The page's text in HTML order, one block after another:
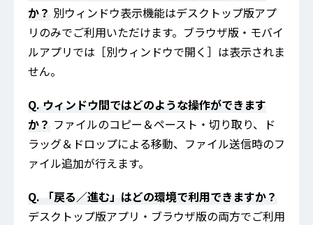
か？ 別ウィンドウ表示機能はデスクトップ版アプ
リのみでご利用いただけます。ブラウザ版・モバイ
ルアプリでは［別ウィンドウで開く］は表示されま
せん。
Q. ウィンドウ間ではどのような操作ができます
か？ ファイルのコピー＆ペースト・切り取り、ド
ラッグ＆ドロップによる移動、ファイル送信時のフ
ァイル追加が行えます。
Q. 「戻る／進む」はどの環境で利用できますか？
デスクトップ版アプリ・ブラウザ版の両方でご利用